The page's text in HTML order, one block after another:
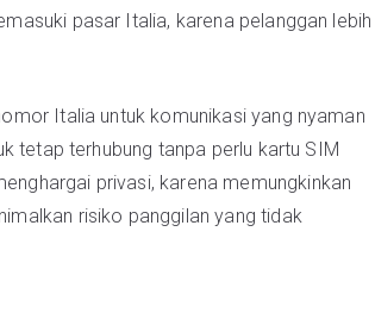
pasar Italia, karena pelanggan lebih
Italia untuk komunikasi yang nyaman
tetap terhubung tanpa perlu kartu SIM
privasi, karena memungkinkan
risiko panggilan yang tidak